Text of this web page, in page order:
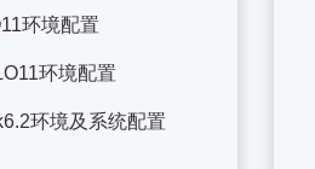
环境配置
环境配置
环境及系统配置